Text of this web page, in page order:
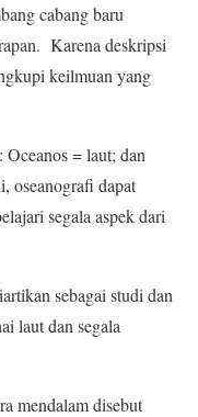
cabang baru
Karena deskripsi
keilmuan yang
Oceanos = laut; dan
oseanografi dapat
segala aspek dari
sebagai studi dan
laut dan segala
mendalam disebut